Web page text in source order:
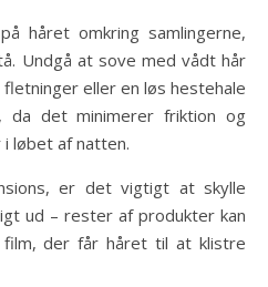
håret omkring samlingerne,
Undgå at sove med vådt hår
eller en løs hestehale
da det minimerer friktion og
løbet af natten.
er det vigtigt at skylle
ud – rester af produkter kan
der får håret til at klistre